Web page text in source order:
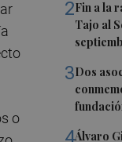
2Fin a la
Tajo al
3Dos
4Álvaro
o